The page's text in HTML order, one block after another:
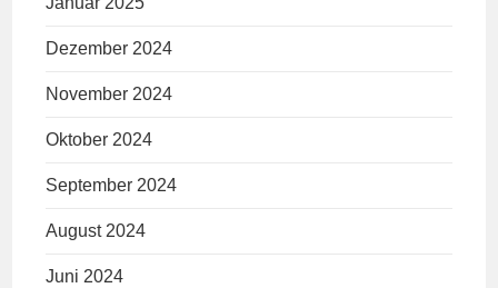
Dezember 2024
November 2024
Oktober 2024
September 2024
August 2024
Juni 2024